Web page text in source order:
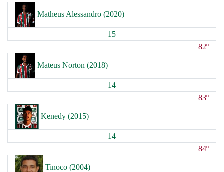
Matheus Alessandro (2020)
15
82º
Mateus Norton (2018)
14
83º
Kenedy (2015)
14
84º
Tinoco (2004)